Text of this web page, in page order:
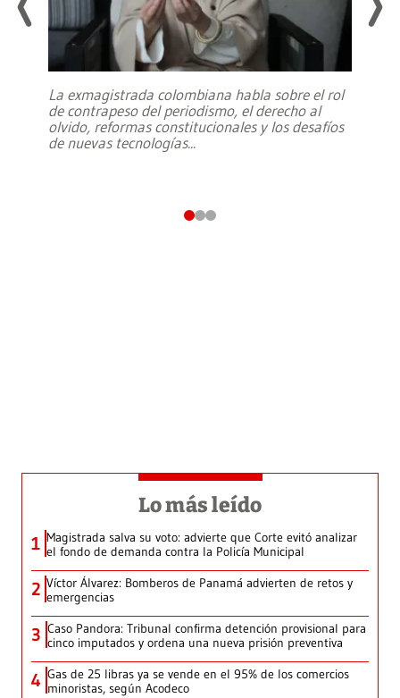
La exmagistrada colombiana habla sobre el rol
de contrapeso del periodismo, el derecho al
olvido, reformas constitucionales y los desafíos
de nuevas tecnologías...
Lo más leído
1 Magistrada salva su voto: advierte que Corte evitó analizar
el fondo de demanda contra la Policía Municipal
2 Víctor Álvarez: Bomberos de Panamá advierten de retos y
emergencias
3 Caso Pandora: Tribunal confirma detención provisional para
cinco imputados y ordena una nueva prisión preventiva
4 Gas de 25 libras ya se vende en el 95% de los comercios
minoristas, según Acodeco